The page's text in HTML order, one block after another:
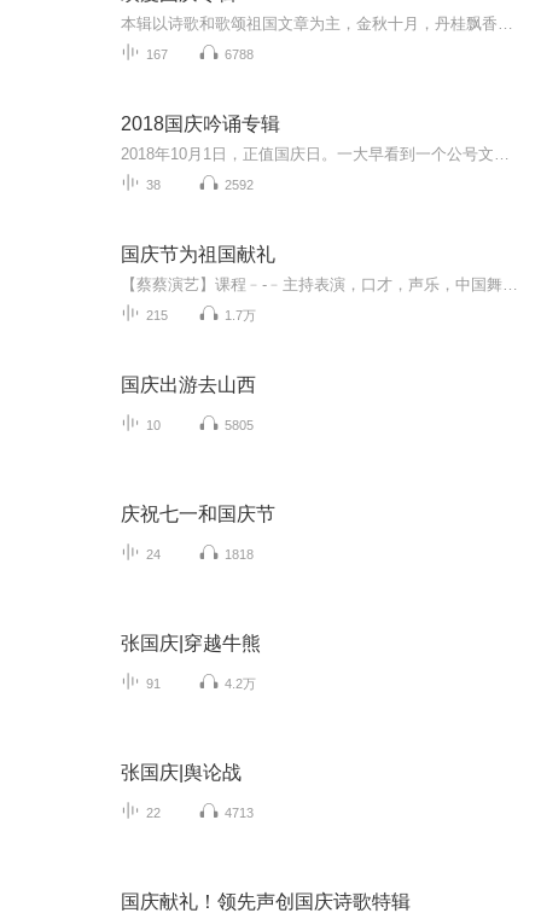
167 6788
2018国庆吟诵专辑
38 2592
国庆节为祖国献礼
215 1.7万
国庆出游去山西
10 5805
庆祝七一和国庆节
24 1818
张国庆|穿越牛熊
91 4.2万
张国庆|舆论战
22 4713
国庆献礼！领先声创国庆诗歌特辑